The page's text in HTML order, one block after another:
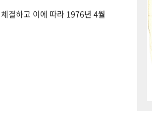
결하고 이에 따라 1976년 4월